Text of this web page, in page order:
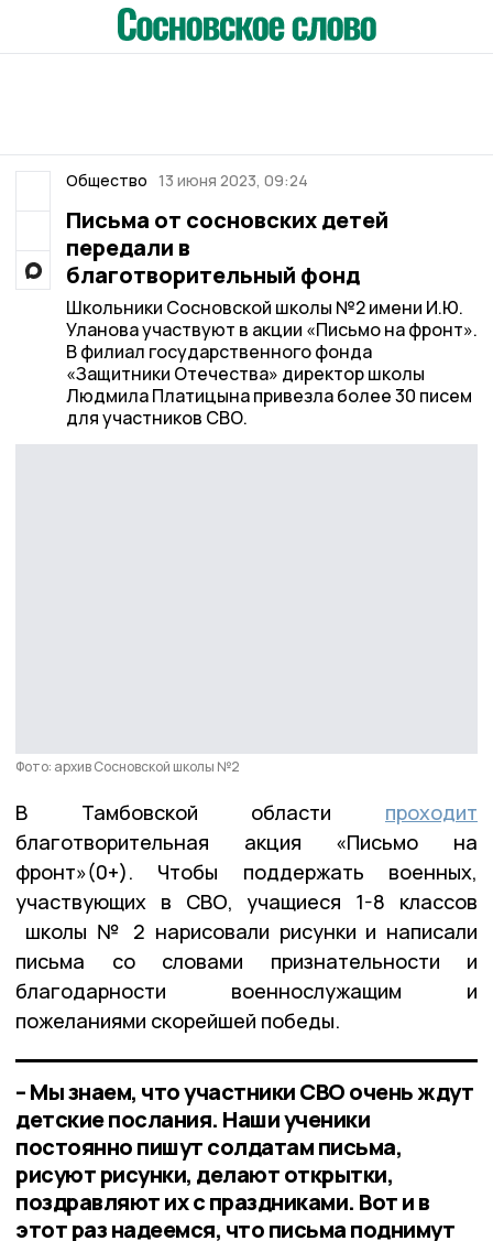
Общество 13 июня 2023, 09:24
Письма от сосновских детей
передали в
благотворительный фонд
Школьники Сосновской школы №2 имени И.Ю.
Уланова участвуют в акции «Письмо на фронт».
В филиал государственного фонда
«Защитники Отечества» директор школы
Людмила Платицына привезла более 30 писем
для участников СВО.
Фото: архив Сосновской школы №2
В Тамбовской области проходит
благотворительная акция «Письмо на
фронт»(0+). Чтобы поддержать военных,
участвующих в СВО, учащиеся 1-8 классов
школы № 2 нарисовали рисунки и написали
письма со словами признательности и
благодарности военнослужащим и
пожеланиями скорейшей победы.
– Мы знаем, что участники СВО очень ждут
детские послания. Наши ученики
постоянно пишут солдатам письма,
рисуют рисунки, делают открытки,
поздравляют их с праздниками. Вот и в
этот раз надеемся, что письма поднимут